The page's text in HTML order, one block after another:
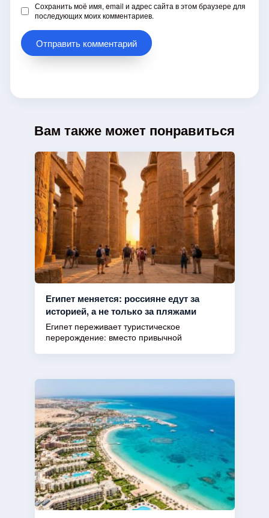
Сохранить моё имя, email и адрес сайта в этом браузере для
последующих моих комментариев.
Вам также может понравиться
Египет меняется: россияне едут за
историей, а не только за пляжами
Египет переживает туристическое
перерождение: вместо привычной